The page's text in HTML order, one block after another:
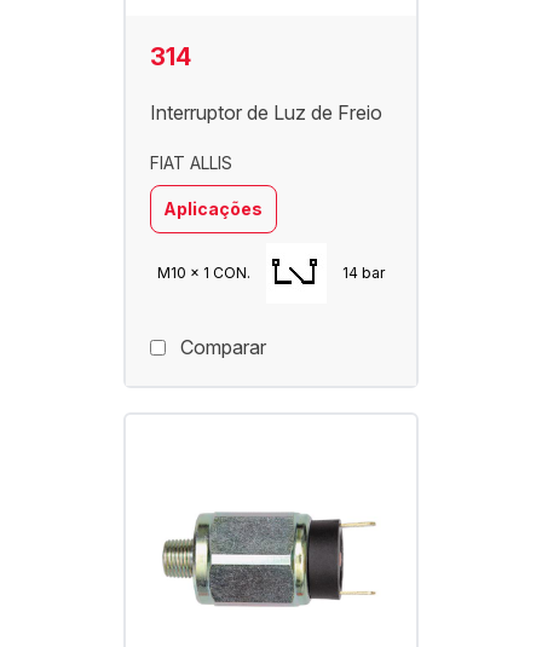
314
Interruptor de Luz de Freio
FIAT ALLIS
Aplicações
M10 x 1 CON. 14 bar
Comparar